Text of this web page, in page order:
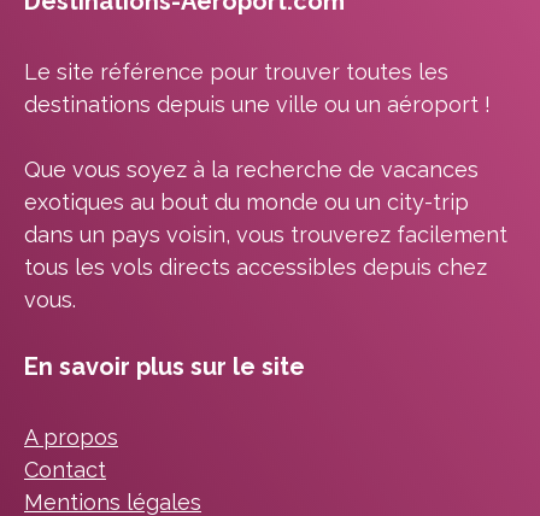
Le site référence pour trouver toutes les
destinations depuis une ville ou un aéroport !
Que vous soyez à la recherche de vacances
exotiques au bout du monde ou un city-trip
dans un pays voisin, vous trouverez facilement
tous les vols directs accessibles depuis chez
vous.
En savoir plus sur le site
A propos
Contact
Mentions légales